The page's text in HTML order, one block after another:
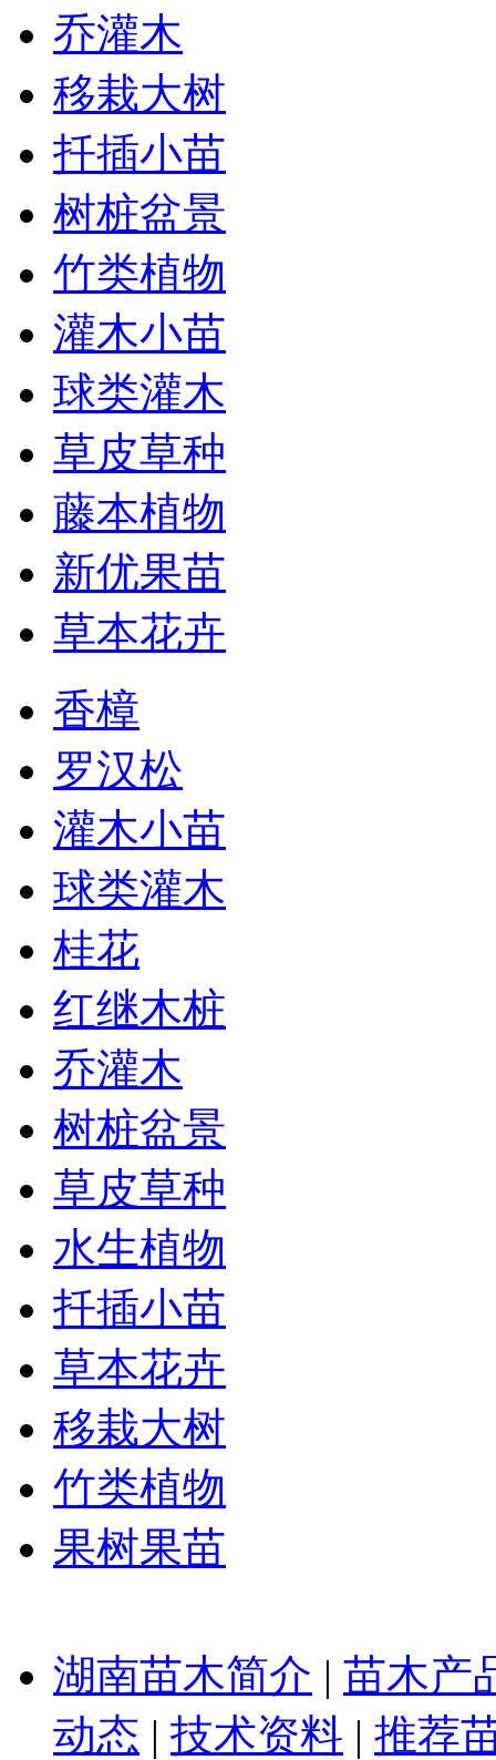
乔灌木
移栽大树
扦插小苗
树桩盆景
竹类植物
灌木小苗
球类灌木
草皮草种
藤本植物
新优果苗
草本花卉
香樟
罗汉松
灌木小苗
球类灌木
桂花
红继木桩
乔灌木
树桩盆景
草皮草种
水生植物
扦插小苗
草本花卉
移栽大树
竹类植物
果树果苗
湖南苗木简介 | 苗木产
动态 | 技术资料 | 推荐